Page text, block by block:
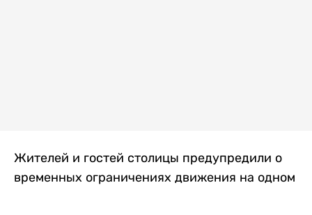
Жителей и гостей столицы предупредили о
временных ограничениях движения на одном